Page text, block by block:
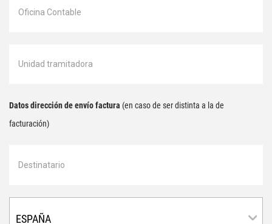
Datos dirección de envío factura (en caso de ser distinta a la de
facturación)